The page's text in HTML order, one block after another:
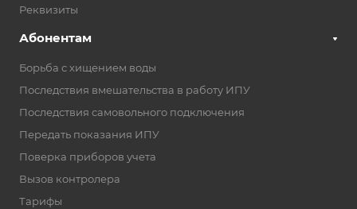
Реквизиты
Абонентам
Борьба с хищением воды
Последствия вмешательства в работу ИПУ
Последствия самовольного подключения
Передать показания ИПУ
Поверка приборов учета
Вызов контролера
Тарифы